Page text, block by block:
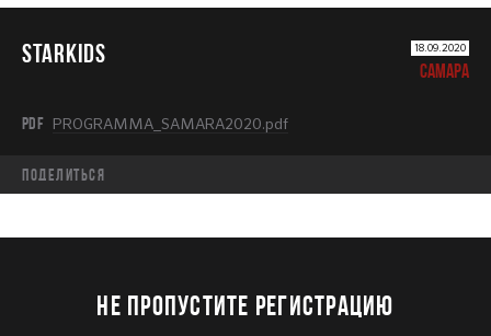
STARKIDS 18.09.2020
САМАРА
PDF PROGRAMMA_SAMARA2020.pdf
Поделиться
НЕ ПРОПУСТИТЕ РЕГИСТРАЦИЮ